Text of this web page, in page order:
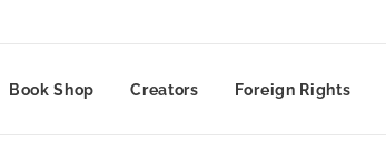
Book Shop Creators Foreign Rights